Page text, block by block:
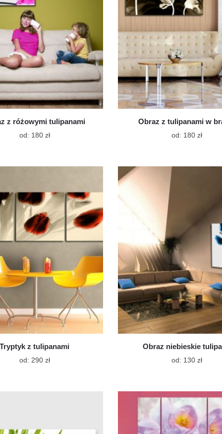
stronie
z różowymi tulipanami
od: 180 złTen
wiele
Opcje
można
wybrać
na
stronie
produktu
Obraz z tulipanami w
od: 180 złTen
wiele
Tryptyk z tulipanami
od: 290 złTen
Obraz niebieskie
od: 130 złTen
wiele
Opcje